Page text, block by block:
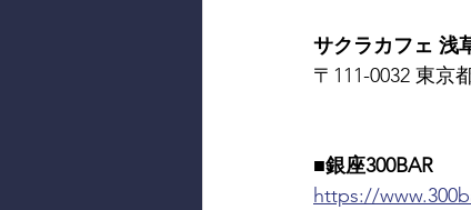
サクラカフェ 浅
〒111-0032 東京
■銀座300BAR
https://